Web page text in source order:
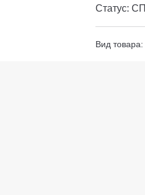
Статус: СП
Вид товара: